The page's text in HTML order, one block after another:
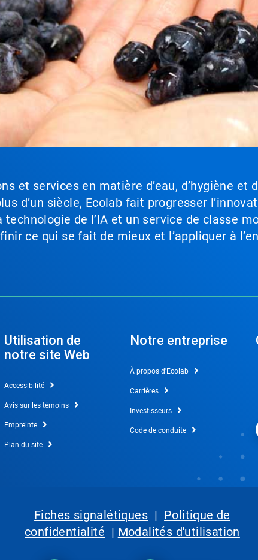
et services en matière d’eau, d’hygiène
d’un siècle, Ecolab fait progresser
de l’IA et un service de classe
ce qui se fait de mieux et l’appliquer à
Utilisation de
notre site Web
Accessibilité
Avis sur les témoins
Empreinte
Plan du site
Notre entreprise
À propos d'Ecolab
Carrières
Investisseurs
Code de conduite
Fiches signalétiques | Politique de
confidentialité | Modalités d'utilisation